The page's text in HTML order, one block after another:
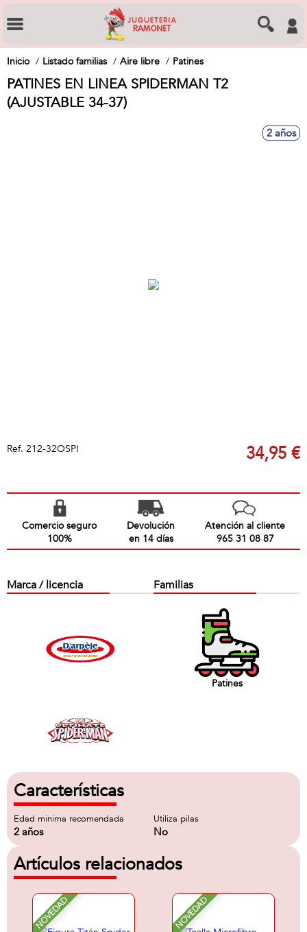
Inicio Listado familias Aire libre Patines
PATINES EN LINEA SPIDERMAN T2
(AJUSTABLE 34-37)
2 años
Ref. 212-32OSPI 34,95 €
Comercio seguro
100%
Devolución
en 14 días
Atención al cliente
965 31 08 87
Marca / licencia Familias
Patines
Características
Edad minima recomendada
2 años
Utiliza pilas
No
Artículos relacionados
NOVEDAD NOVEDAD